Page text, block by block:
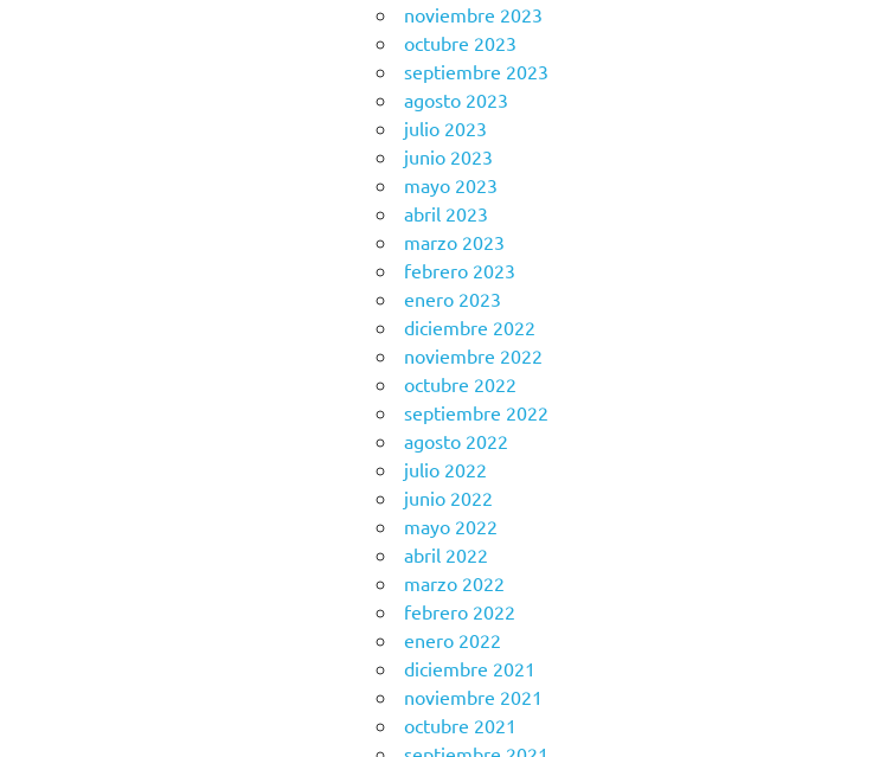
noviembre 2023
octubre 2023
septiembre 2023
agosto 2023
julio 2023
junio 2023
mayo 2023
abril 2023
marzo 2023
febrero 2023
enero 2023
diciembre 2022
noviembre 2022
octubre 2022
septiembre 2022
agosto 2022
julio 2022
junio 2022
mayo 2022
abril 2022
marzo 2022
febrero 2022
enero 2022
diciembre 2021
noviembre 2021
octubre 2021